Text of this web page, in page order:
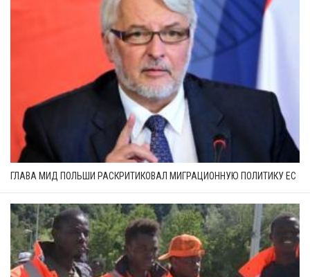
ГЛАВА МИД ПОЛЬШИ РАСКРИТИКОВАЛ МИГРАЦИОННУЮ ПОЛИТИКУ ЕС